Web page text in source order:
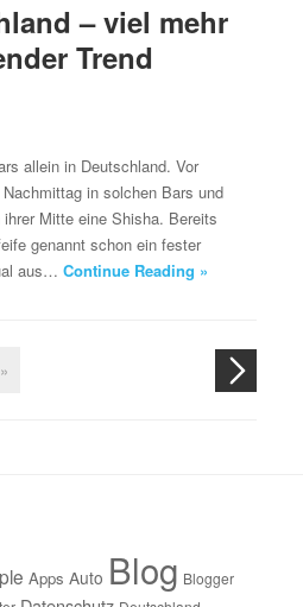
– viel mehr
Trend
allein in Deutschland. Vor
in solchen Bars und
Mitte eine Shisha. Bereits
genannt schon ein fester
aus…Continue Reading »
Apps Auto Blog Blogger